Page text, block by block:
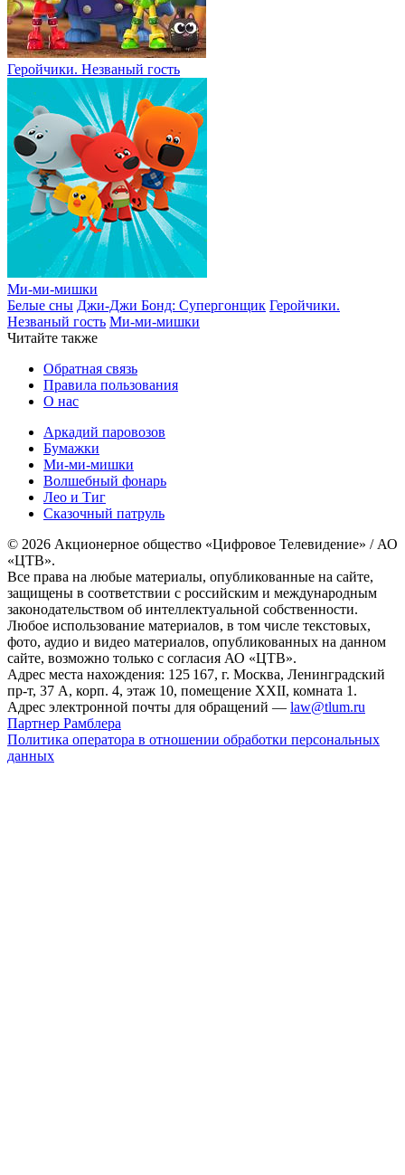
Геройчики. Незваный гость
Ми-ми-мишки
Белые сны Джи-Джи Бонд: Супергонщик Геройчики.
Незваный гость Ми-ми-мишки
Читайте также
Обратная связь
Правила пользования
О нас
Аркадий паровозов
Бумажки
Ми-ми-мишки
Волшебный фонарь
Лео и Тиг
Сказочный патруль
© 2026 Акционерное общество «Цифровое Телевидение» / АО
«ЦТВ».
Все права на любые материалы, опубликованные на сайте,
защищены в соответствии с российским и международным
законодательством об интеллектуальной собственности.
Любое использование материалов, в том числе текстовых,
фото, аудио и видео материалов, опубликованных на данном
сайте, возможно только с согласия АО «ЦТВ».
Адрес места нахождения: 125 167, г. Москва, Ленинградский
пр-т, 37 А, корп. 4, этаж 10, помещение XXII, комната 1.
Адрес электронной почты для обращений — law@tlum.ru
Партнер Рамблера
Политика оператора в отношении обработки персональных
данных